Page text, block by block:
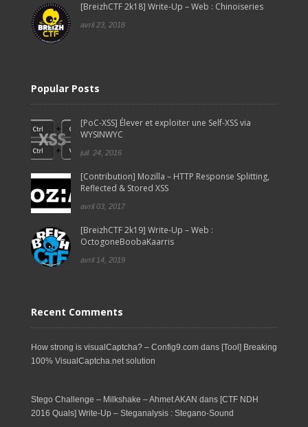
[BreizhCTF 2k18] Write-Up – Web : Chinoiseries
avril 23, 2018
Popular Posts
[PoC-XSS] Élever et exploiter une Self-XSS via
WYSINWYC
juil. 24, 2016
[Contribution] Mozilla – HTTP Response Splitting,
Reflected & Stored XSS
avril 03, 2017
[BreizhCTF 2k19] Write-Up – Web :
OctogoneBoobaKaarris
avril 14, 2019
Recent Comments
How strong is visualCaptcha? – Config9.com dans [Tool] Breaking
100% VisualCaptcha.net solution
Stego Challenge – Milkshake – Ahmet AKAN dans [CTF NDH
2016 Quals] Write-Up – Steganalysis : Stegano-Sound